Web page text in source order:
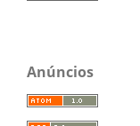
Anúncios